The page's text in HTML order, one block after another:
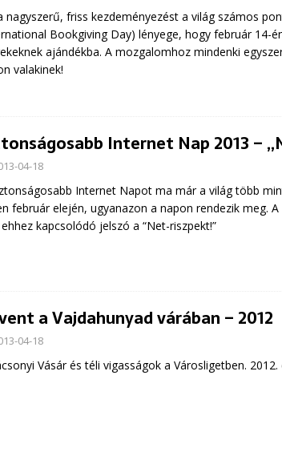
nagyszerű, friss kezdeményezést a világ számos
Bookgiving Day) lényege, hogy február 14-
ajándékba. A mozgalomhoz mindenki
valakinek!
Internet Nap 2013 –
04-18
Internet Napot ma már a világ több
február elején, ugyanazon a napon rendezik meg.
kapcsolódó jelszó a “Net-riszpekt!”
a Vajdahunyad várában – 2012
04-18
Vásár és téli vigasságok a Városligetben.